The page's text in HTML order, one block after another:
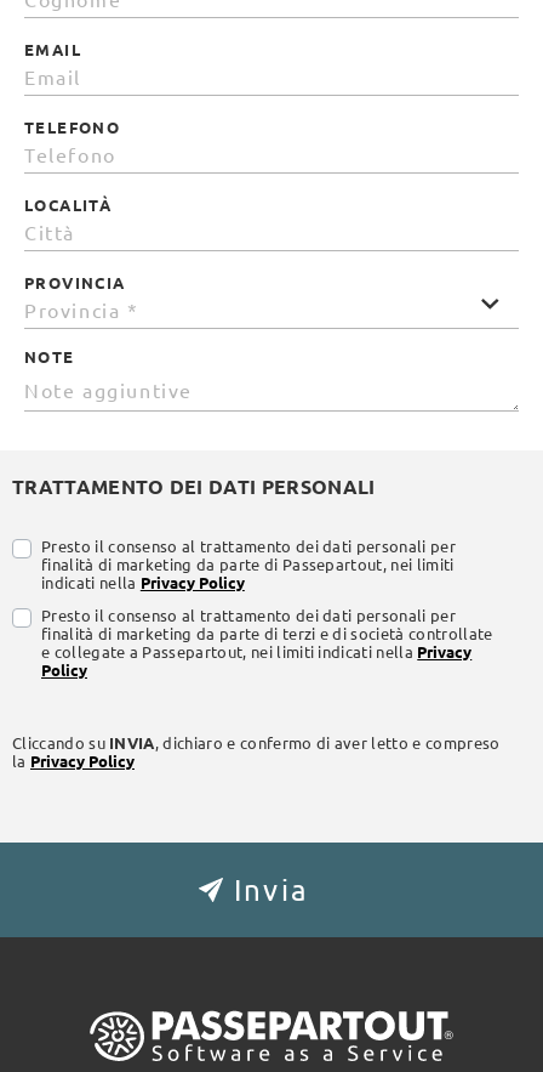
EMAIL
TELEFONO
LOCALITÀ
PROVINCIA
NOTE
TRATTAMENTO DEI DATI PERSONALI
Presto il consenso al trattamento dei dati personali per
finalità di marketing da parte di Passepartout, nei limiti
indicati nella Privacy Policy
Presto il consenso al trattamento dei dati personali per
finalità di marketing da parte di terzi e di società controllate
e collegate a Passepartout, nei limiti indicati nella Privacy
Policy
Cliccando su INVIA, dichiaro e confermo di aver letto e compreso
la Privacy Policy